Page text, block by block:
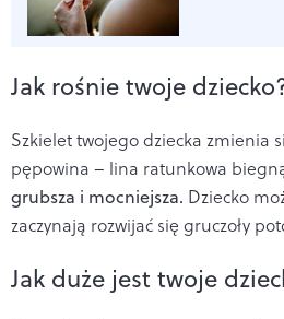
Jak rośnie twoje
Szkielet twojego dziecka zmienia
pępowina – lina ratunkowa
grubsza i mocniejsza. Dziecko
zaczynają rozwijać się gruczoły
Jak duże jest twoje